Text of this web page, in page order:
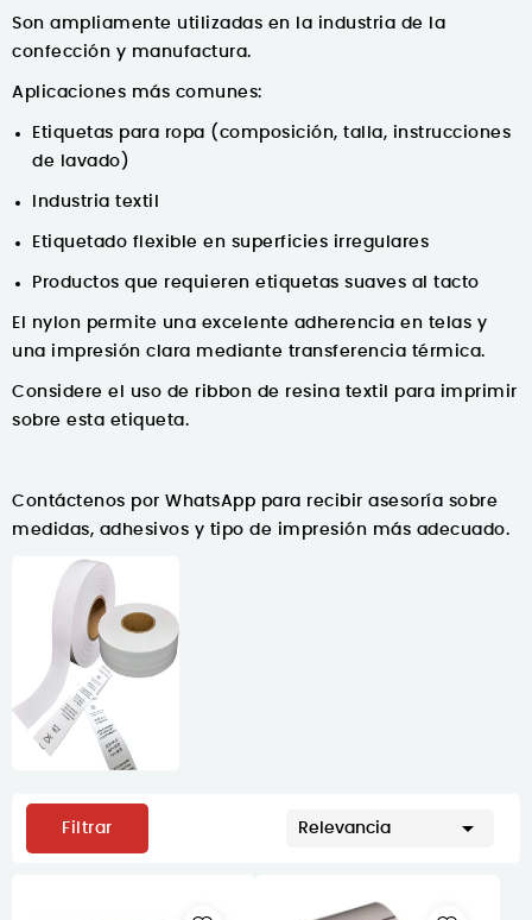
Son ampliamente utilizadas en la industria de la
confección y manufactura.
Aplicaciones más comunes:
Etiquetas para ropa (composición, talla, instrucciones
de lavado)
Industria textil
Etiquetado flexible en superficies irregulares
Productos que requieren etiquetas suaves al tacto
El nylon permite una excelente adherencia en telas y
una impresión clara mediante transferencia térmica.
Considere el uso de ribbon de resina textil para imprimir
sobre esta etiqueta.
Contáctenos por WhatsApp para recibir asesoría sobre
medidas, adhesivos y tipo de impresión más adecuado.
Filtrar Relevancia 